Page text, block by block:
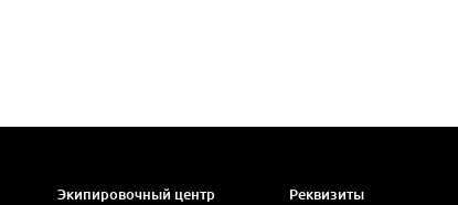
Экипировочный центр
Реквизиты